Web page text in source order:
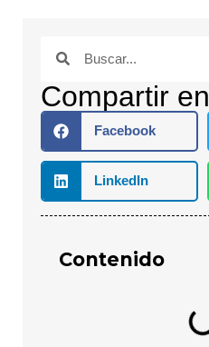
Compartir en
Facebook
LinkedIn
Contenido